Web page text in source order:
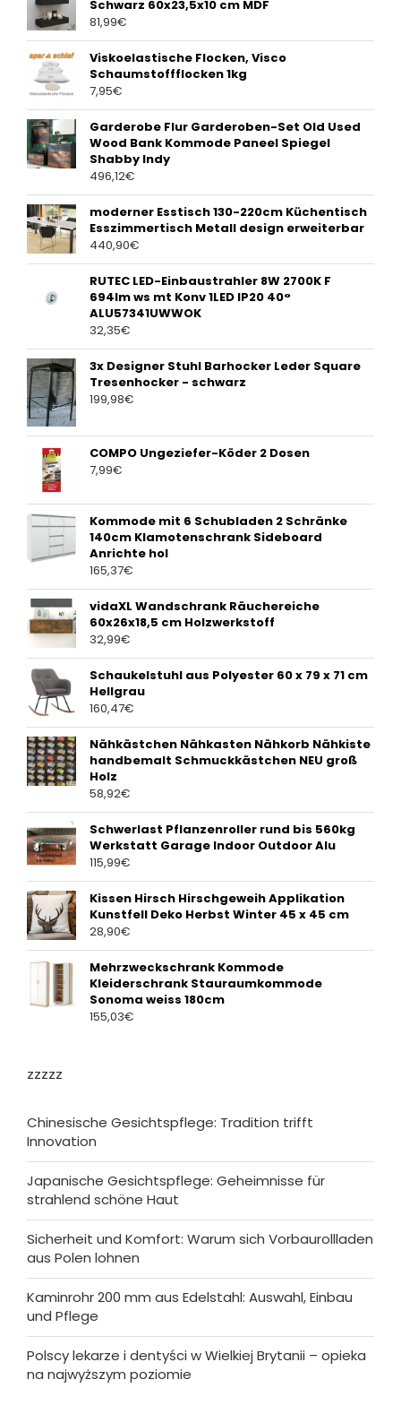
Schwarz 60x23,5x10 cm MDF
81,99€
Viskoelastische Flocken, Visco
Schaumstoffflocken 1kg
7,95€
Garderobe Flur Garderoben-Set Old Used
Wood Bank Kommode Paneel Spiegel
Shabby Indy
496,12€
moderner Esstisch 130-220cm Küchentisch
Esszimmertisch Metall design erweiterbar
440,90€
RUTEC LED-Einbaustrahler 8W 2700K F
694lm ws mt Konv 1LED IP20 40°
ALU57341UWWOK
32,35€
3x Designer Stuhl Barhocker Leder Square
Tresenhocker - schwarz
199,98€
COMPO Ungeziefer-Köder 2 Dosen
7,99€
Kommode mit 6 Schubladen 2 Schränke
140cm Klamotenschrank Sideboard
Anrichte hol
165,37€
vidaXL Wandschrank Räuchereiche
60x26x18,5 cm Holzwerkstoff
32,99€
Schaukelstuhl aus Polyester 60 x 79 x 71 cm
Hellgrau
160,47€
Nähkästchen Nähkasten Nähkorb Nähkiste
handbemalt Schmuckkästchen NEU groß
Holz
58,92€
Schwerlast Pflanzenroller rund bis 560kg
Werkstatt Garage Indoor Outdoor Alu
115,99€
Kissen Hirsch Hirschgeweih Applikation
Kunstfell Deko Herbst Winter 45 x 45 cm
28,90€
Mehrzweckschrank Kommode
Kleiderschrank Stauraumkommode
Sonoma weiss 180cm
155,03€
zzzzz
Chinesische Gesichtspflege: Tradition trifft
Innovation
Japanische Gesichtspflege: Geheimnisse für
strahlend schöne Haut
Sicherheit und Komfort: Warum sich Vorbaurollladen
aus Polen lohnen
Kaminrohr 200 mm aus Edelstahl: Auswahl, Einbau
und Pflege
Polscy lekarze i dentyści w Wielkiej Brytanii – opieka
na najwyższym poziomie